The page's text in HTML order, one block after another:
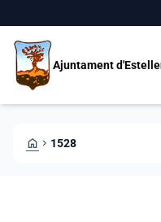
Ajuntament
HOME CHEVRON_RIGHT 1528